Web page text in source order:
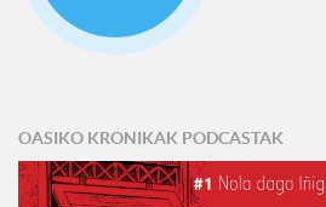
OASIKO KRONIKAK PODCASTAK